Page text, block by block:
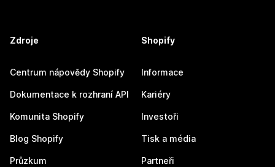
Zdroje
Centrum nápovědy Shopify
Dokumentace k rozhraní API
Komunita Shopify
Blog Shopify
Průzkum
Shopify
Informace
Kariéry
Investoři
Tisk a média
Partneři